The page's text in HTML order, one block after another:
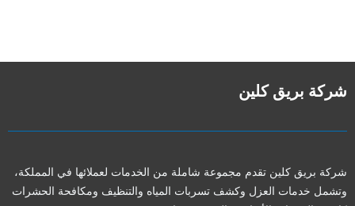
شركة بريق كلين
شركة بريق كلين تقدم مجموعة شاملة من الخدمات لعملائها في المملكة،
وتشمل خدمات العزل وكشف تسربات المياه والتنظيف ومكافحة الحشرات